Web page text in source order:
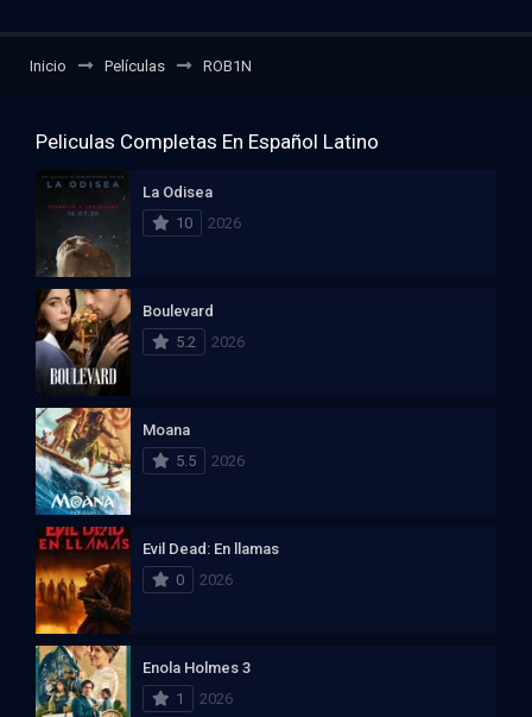
Inicio Películas ROB1N
Peliculas Completas En Español Latino
La Odisea
10
2026
Boulevard
5.2
2026
Moana
5.5
2026
Evil Dead: En llamas
0
2026
Enola Holmes 3
1
2026